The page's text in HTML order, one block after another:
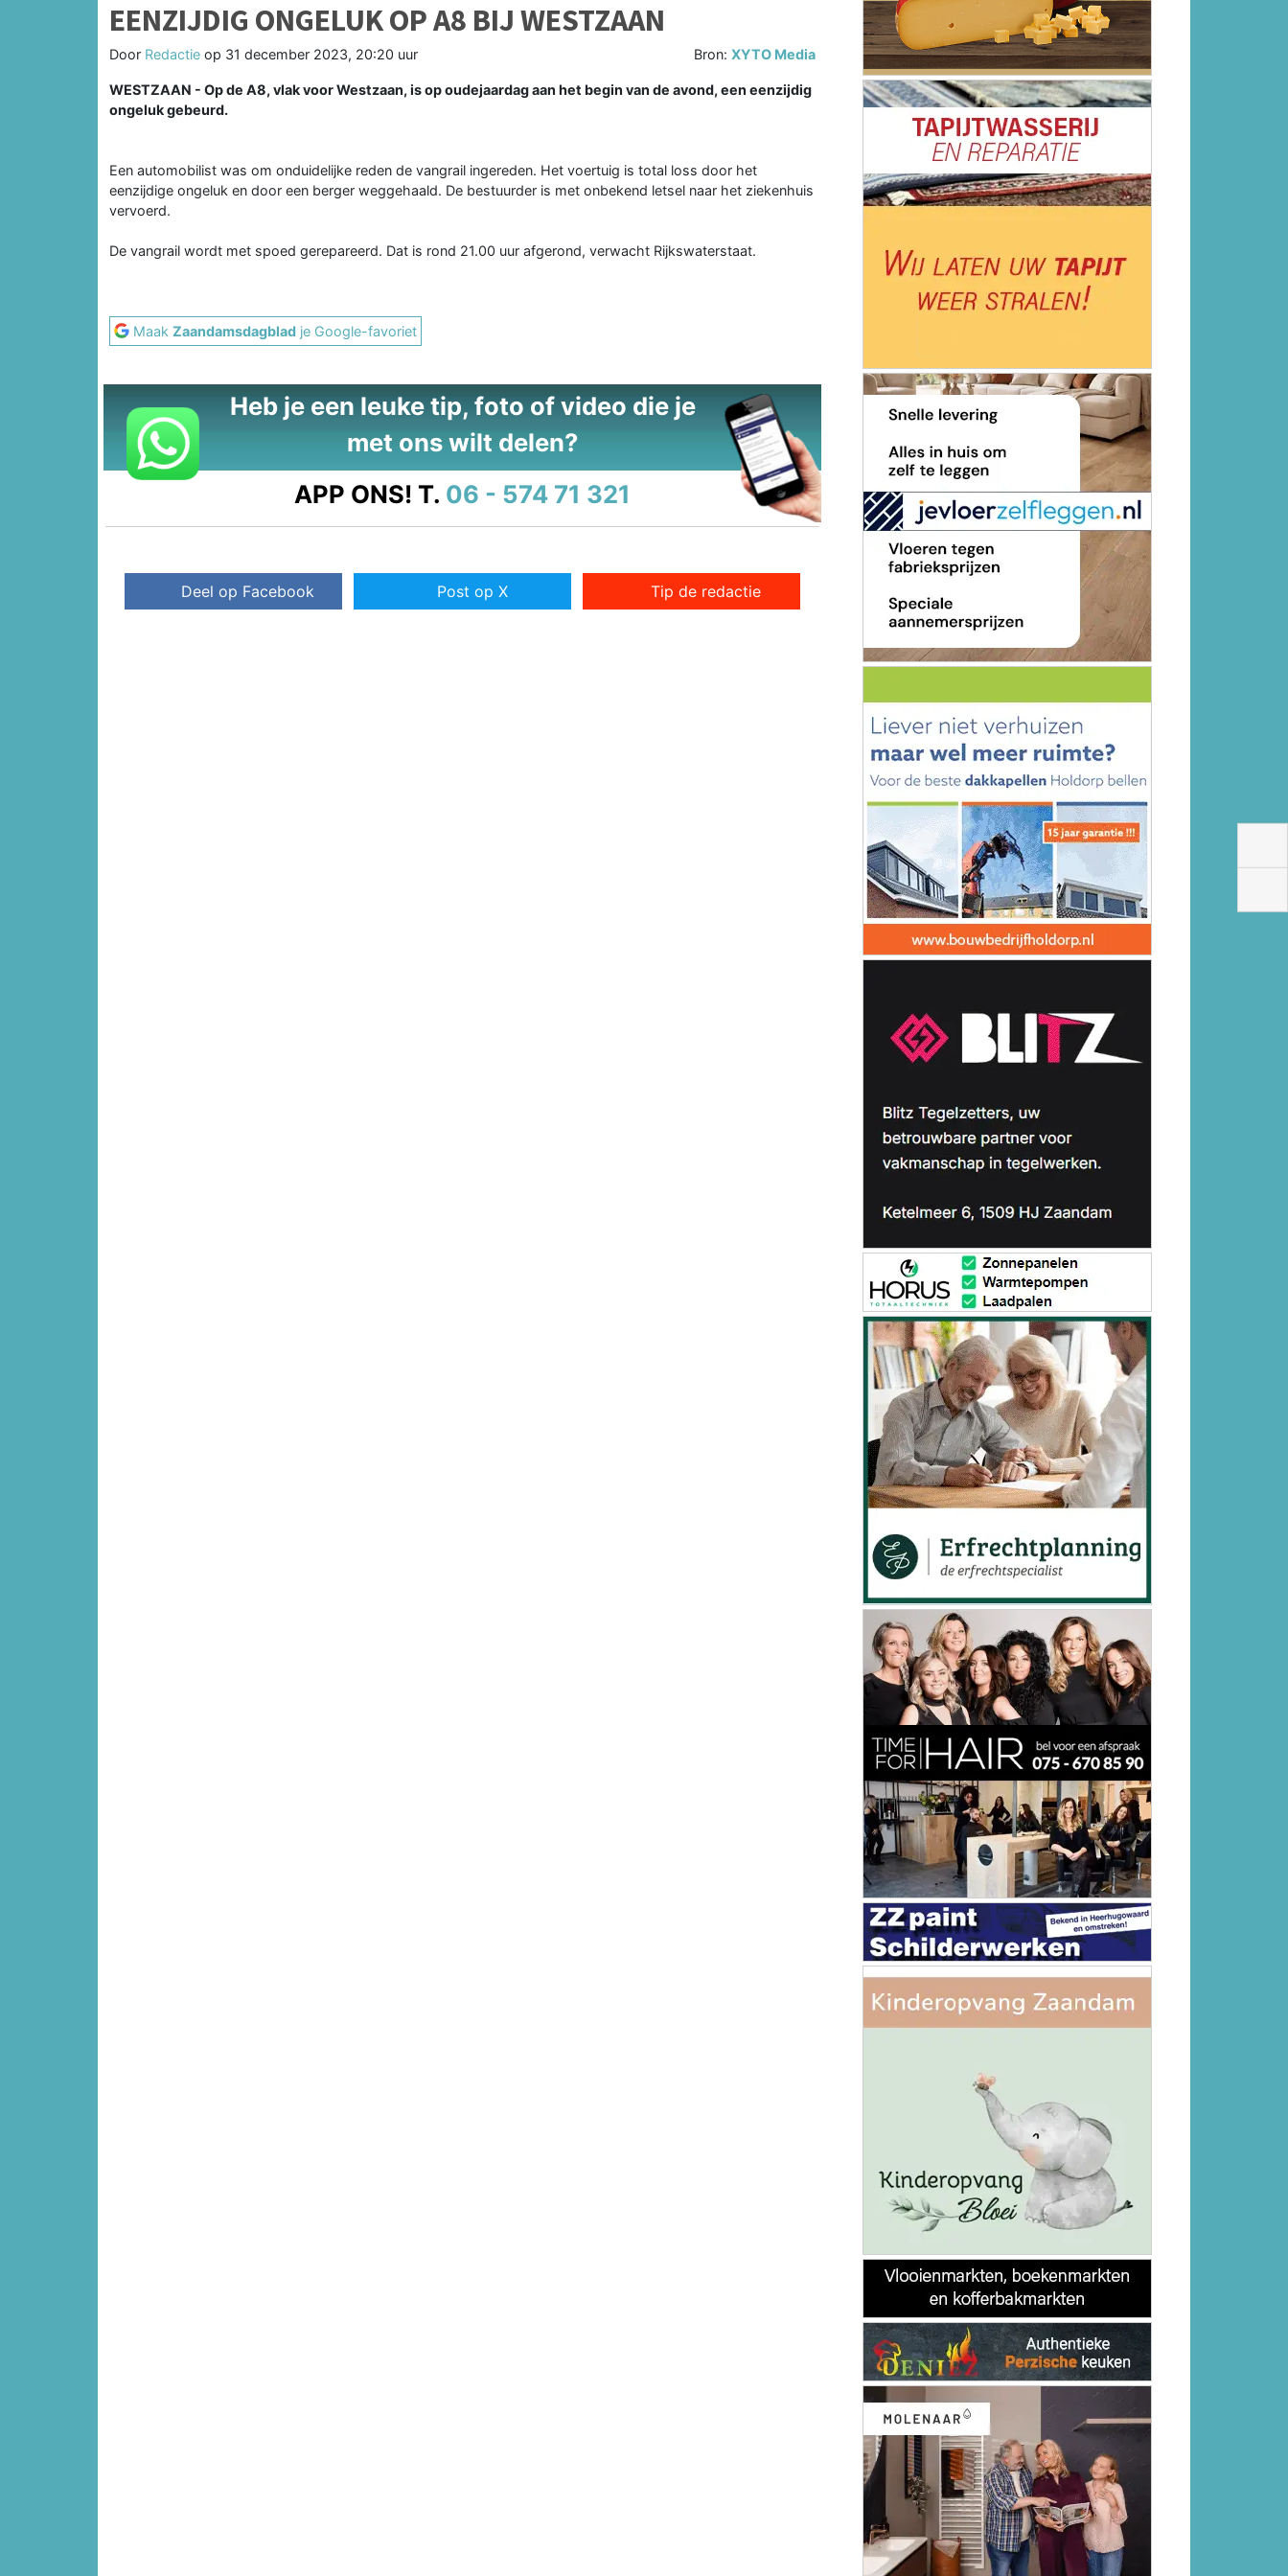
EENZIJDIG ONGELUK OP A8 BIJ WESTZAAN
Door Redactie op 31 december 2023, 20:20 uur Bron:XYTO Media
WESTZAAN - Op de A8, vlak voor Westzaan, is op oudejaardag aan het begin van de avond, een eenzijdig
ongeluk gebeurd.
Een automobilist was om onduidelijke reden de vangrail ingereden. Het voertuig is total loss door het
eenzijdige ongeluk en door een berger weggehaald. De bestuurder is met onbekend letsel naar het ziekenhuis
vervoerd.
De vangrail wordt met spoed gerepareerd. Dat is rond 21.00 uur afgerond, verwacht Rijkswaterstaat.
Maak Zaandamsdagblad je Google-favoriet
Heb je een leuke tip, foto of video die je
met ons wilt delen?
APP ONS! T. 06 - 574 71 321
Deel op Facebook Post op X Tip de redactie